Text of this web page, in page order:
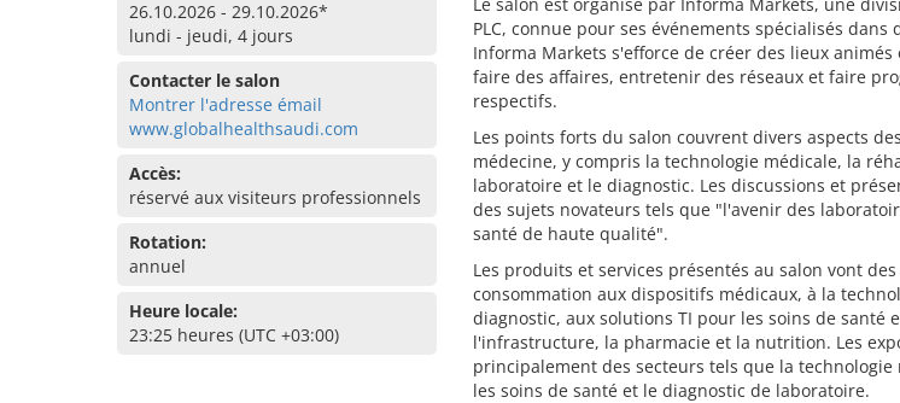
26.10.2026 - 29.10.2026*
lundi - jeudi, 4 jours
Contacter le salon
Montrer l'adresse émail
www.globalhealthsaudi.com
Accès:
réservé aux visiteurs professionnels
Rotation:
annuel
Heure locale:
23:25 heures (UTC +03:00)
PLC, connue pour ses événements spécialisés
Informa Markets s'efforce de créer des lieux
faire des affaires, entretenir des réseaux et faire
respectifs.
Les points forts du salon couvrent divers aspects
médecine, y compris la technologie médicale, la
laboratoire et le diagnostic. Les discussions et
des sujets novateurs tels que "l'avenir des
santé de haute qualité".
Les produits et services présentés au salon vont
consommation aux dispositifs médicaux, à la
diagnostic, aux solutions TI pour les soins de santé
l'infrastructure, la pharmacie et la nutrition. Les
principalement des secteurs tels que la technologie
les soins de santé et le diagnostic de laboratoire.